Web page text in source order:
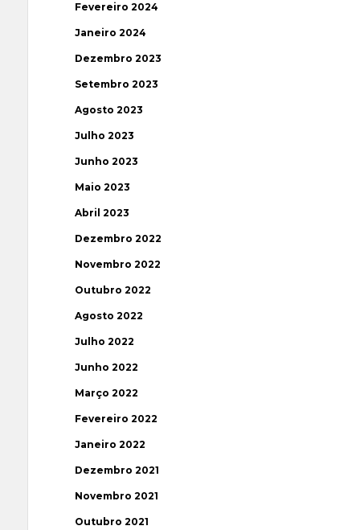
Fevereiro 2024
Janeiro 2024
Dezembro 2023
Setembro 2023
Agosto 2023
Julho 2023
Junho 2023
Maio 2023
Abril 2023
Dezembro 2022
Novembro 2022
Outubro 2022
Agosto 2022
Julho 2022
Junho 2022
Março 2022
Fevereiro 2022
Janeiro 2022
Dezembro 2021
Novembro 2021
Outubro 2021